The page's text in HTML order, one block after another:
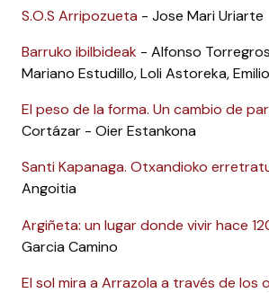
S.O.S Arripozueta - Jose Mari Uriarte
Barruko ibilbideak - Alfonso
Mariano Estudillo, Loli Astoreka,
El peso de la forma. Un cambio de
Cortázar - Oier Estankona
Santi Kapanaga. Otxandioko
Angoitia
Argiñeta: un lugar donde vivir hace
Garcia Camino
El sol mira a Arrazola a través de los